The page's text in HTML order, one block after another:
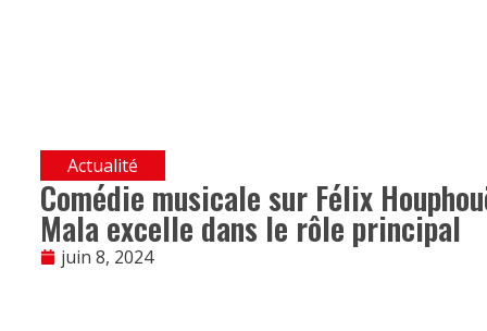
Actualité
Comédie musicale sur Félix
Mala excelle dans le rôle principal
juin 8, 2024